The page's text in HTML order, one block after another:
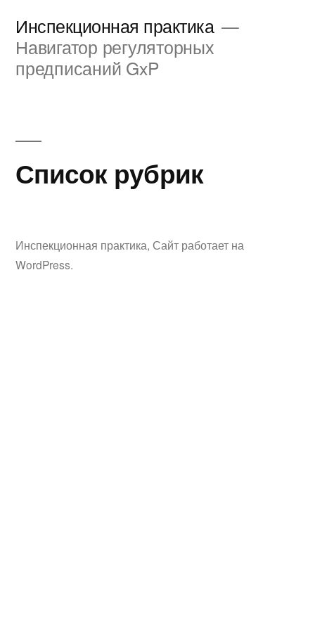
содержимому
Инспекционная практика
Навигатор регуляторных
предписаний GxP
Список рубрик
Инспекционная практика, Сайт работает на
WordPress.